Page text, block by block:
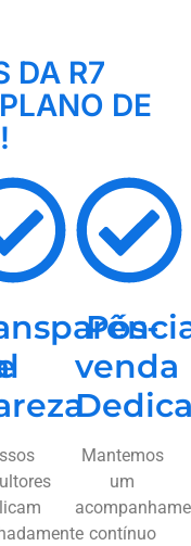
DA R7
DE
Pós-
venda
Mantemos
um
contínuo